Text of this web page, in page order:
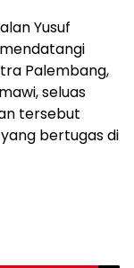
Yusuf
Palembang,
seluas
tersebut
bertugas di